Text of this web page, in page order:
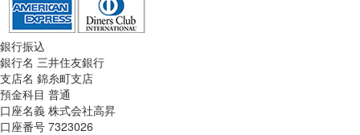
銀行振込
銀行名 三井住友銀行
支店名 錦糸町支店
預金科目 普通
口座名義 株式会社高昇
口座番号 7323026